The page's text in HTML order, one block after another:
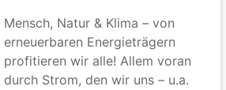
Mensch, Natur & Klima – von
erneuerbaren Energieträgern
profitieren wir alle! Allem voran
durch Strom, den wir uns – u.a.